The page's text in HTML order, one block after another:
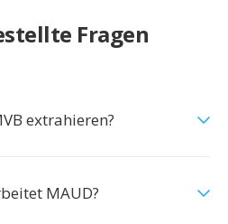
Fragen
extrahieren?
MAUD?